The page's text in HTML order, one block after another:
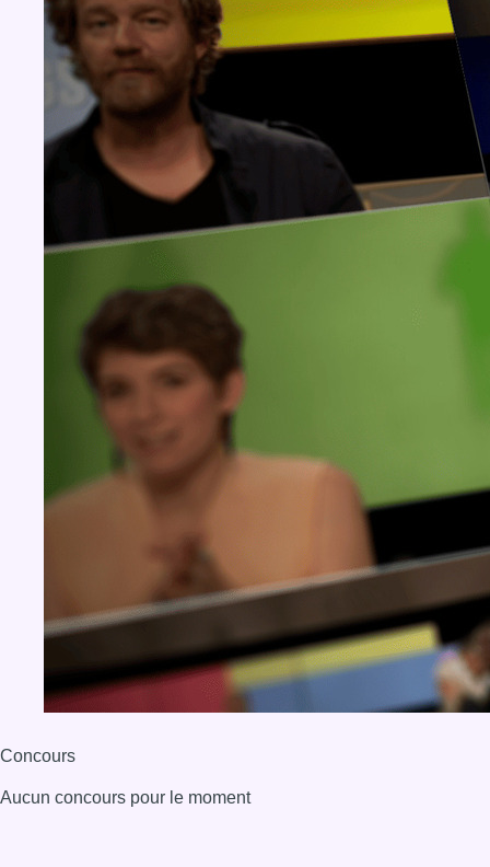
Concours
Aucun concours pour le moment